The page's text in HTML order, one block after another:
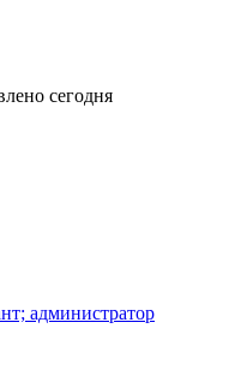
сегодня
администратор